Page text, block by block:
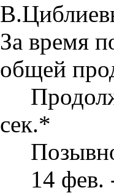
За время
общей
сек.*
14 фев.